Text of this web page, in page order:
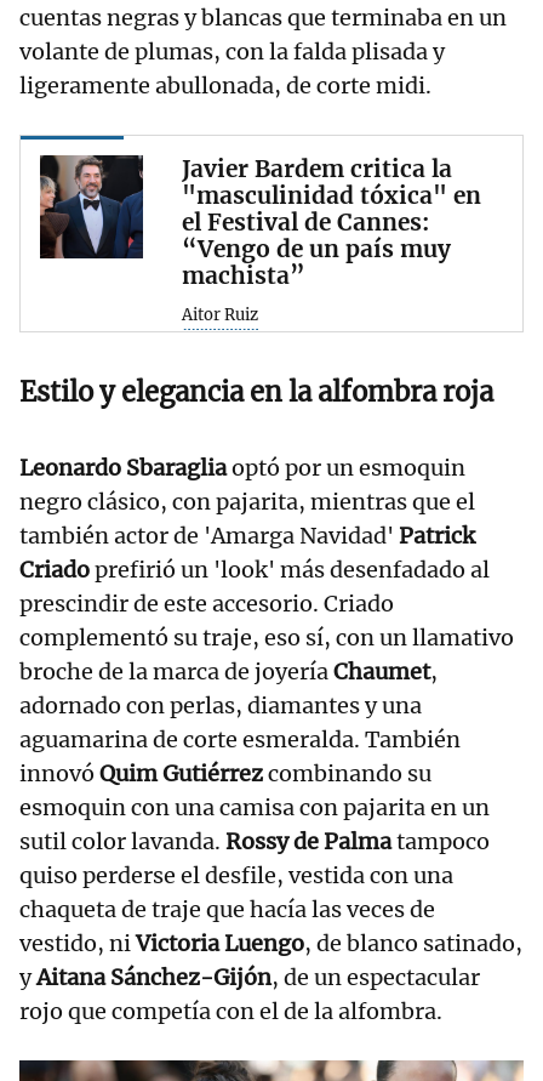
cuentas negras y blancas que terminaba en un
volante de plumas, con la falda plisada y
ligeramente abullonada, de corte midi.
Javier Bardem critica la
"masculinidad tóxica" en
el Festival de Cannes:
“Vengo de un país muy
machista”
Aitor Ruiz
Estilo y elegancia en la alfombra roja
Leonardo Sbaragliaoptó por un esmoquin
negro clásico, con pajarita, mientras que el
también actor de 'Amarga Navidad' Patrick
Criadoprefirió un 'look' más desenfadado al
prescindir de este accesorio. Criado
complementó su traje, eso sí, con un llamativo
broche de la marca de joyería Chaumet,
adornado con perlas, diamantes y una
aguamarina de corte esmeralda. También
innovó Quim Gutiérrezcombinando su
esmoquin con una camisa con pajarita en un
sutil color lavanda. Rossy de Palmatampoco
quiso perderse el desfile, vestida con una
chaqueta de traje que hacía las veces de
vestido, niVictoria Luengo, de blanco satinado,
yAitana Sánchez-Gijón, de un espectacular
rojo que competía con el de la alfombra.